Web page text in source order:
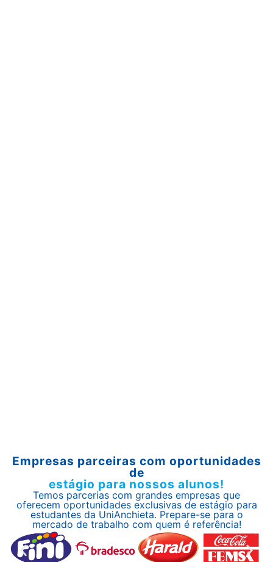
Empresas parceiras com oportunidades
de
estágio para nossos alunos!
Temos parcerias com grandes empresas que
oferecem oportunidades exclusivas de estágio para
estudantes da UniAnchieta. Prepare-se para o
mercado de trabalho com quem é referência!